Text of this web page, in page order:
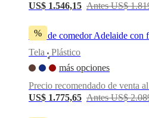
US$ 1.546,15 Antes US$
%
Silla de comedor Adelaide con
Tela
•
Plástico
más opciones
Precio recomendado de venta
US$ 1.775,65 Antes US$